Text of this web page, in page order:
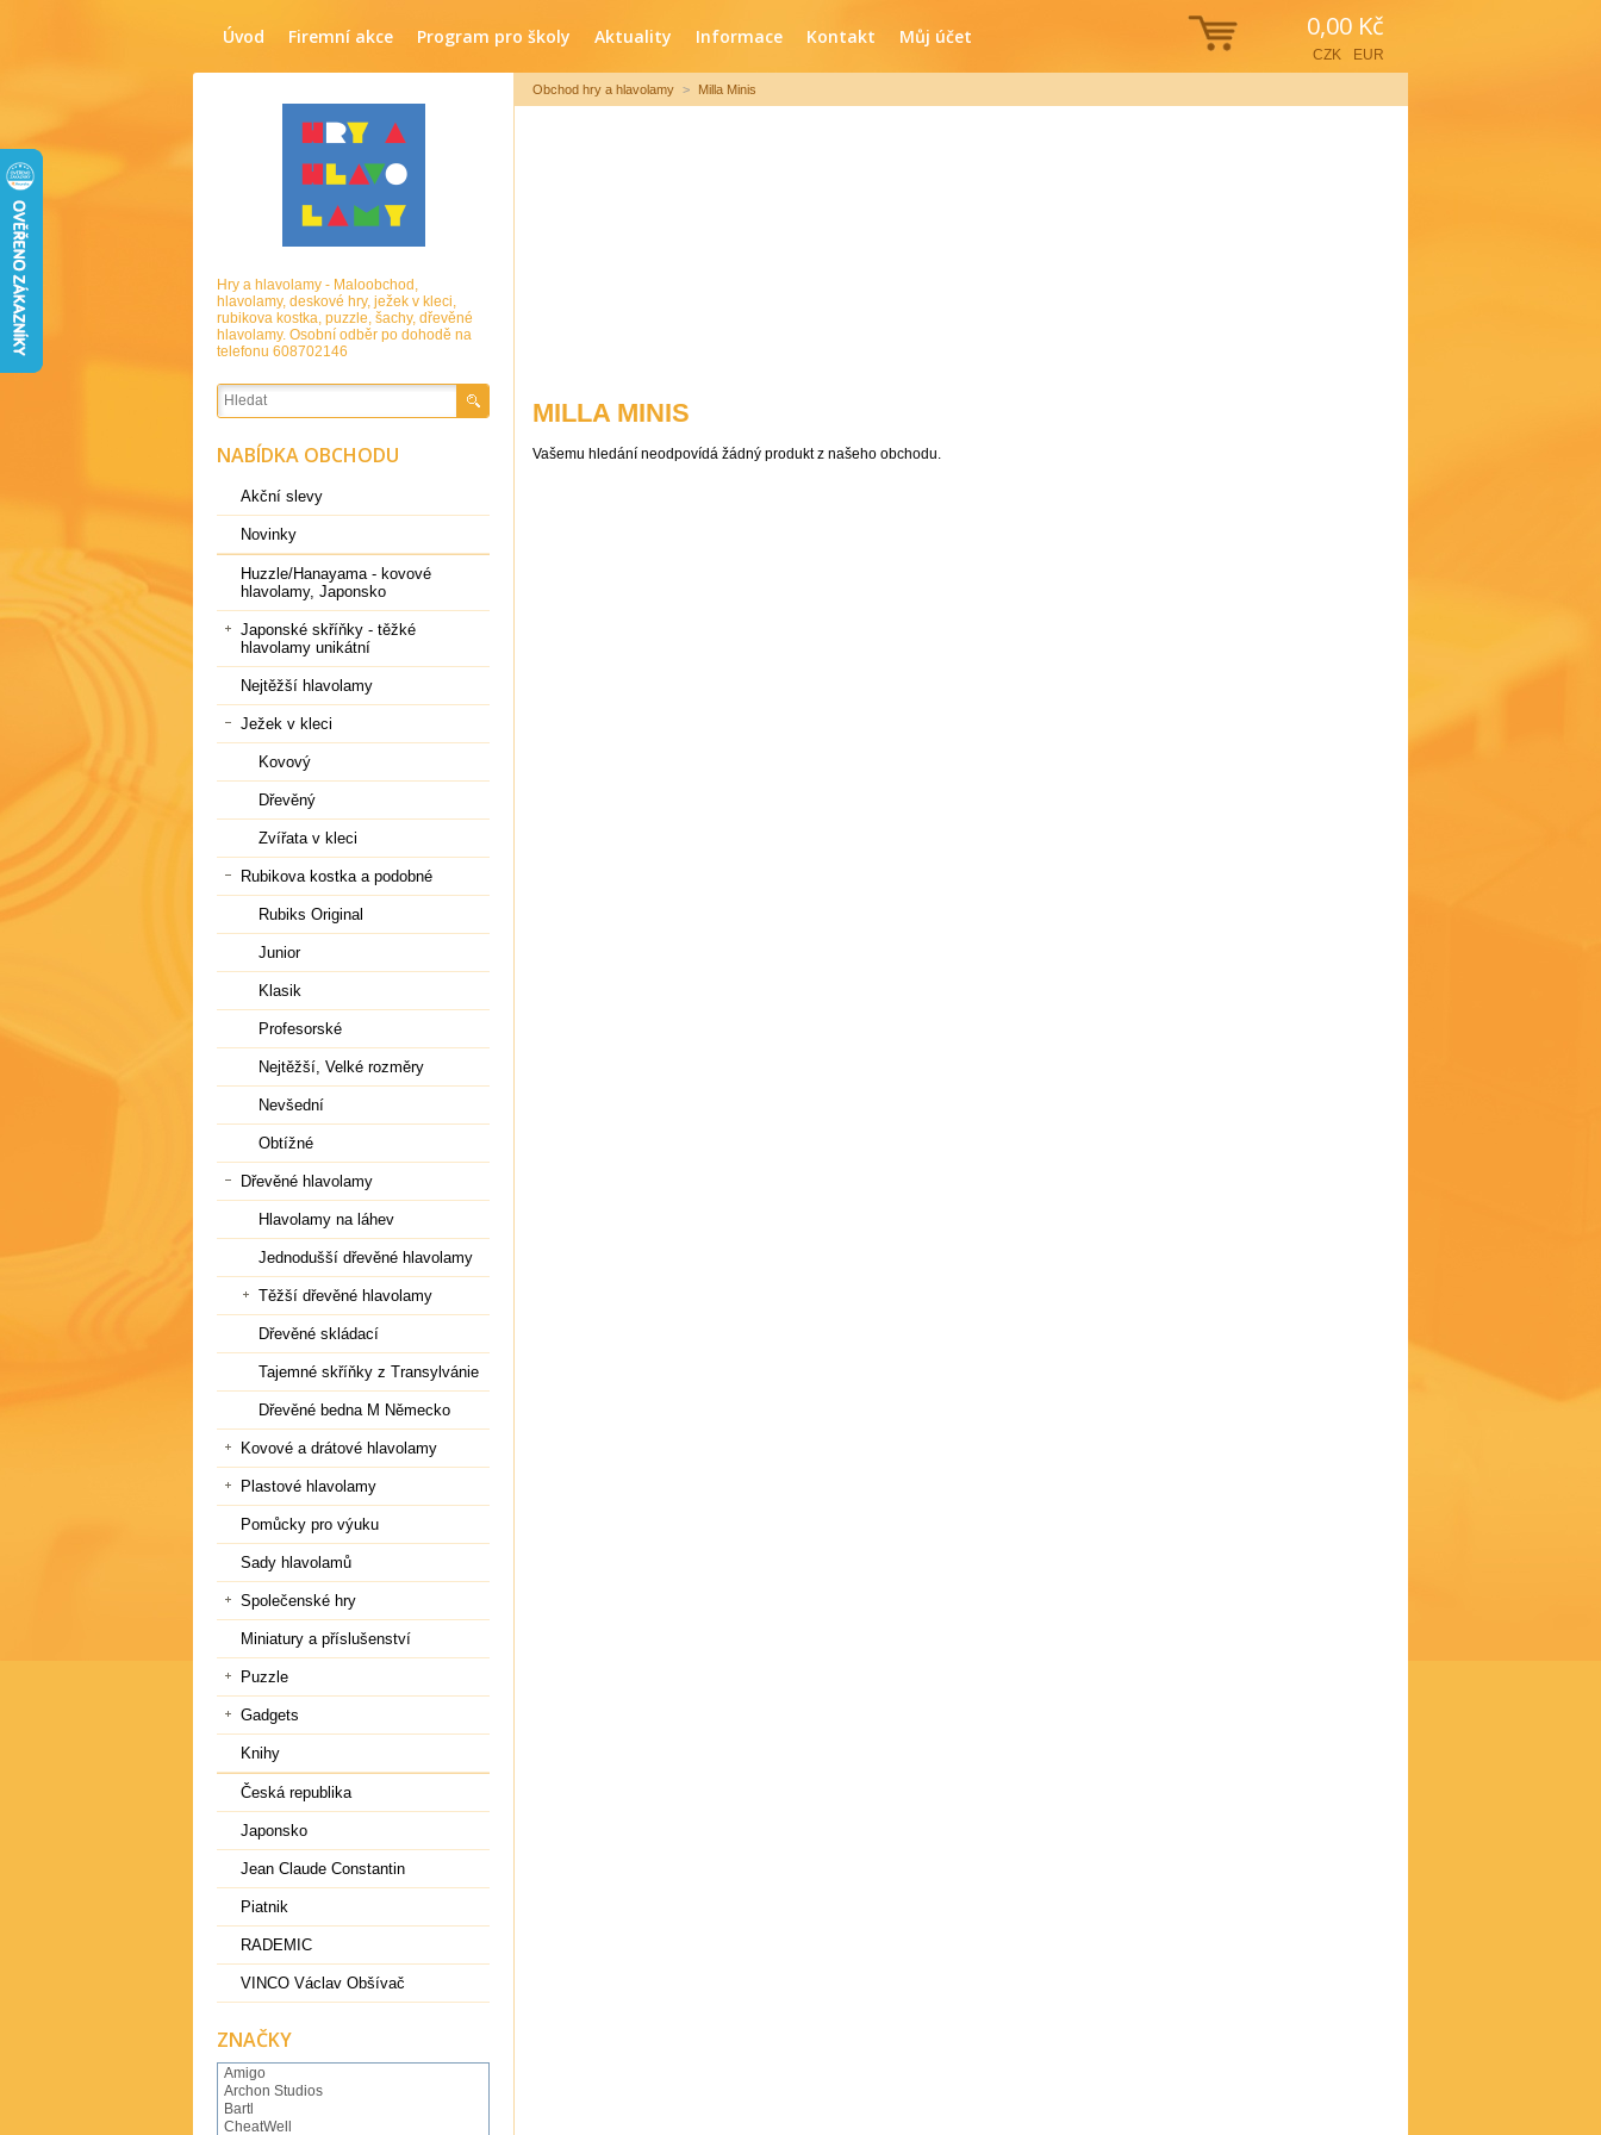
0,00 Kč
CZK EUR
Úvod Firemní akce Program pro školy Aktuality Informace Kontakt Můj účet
Obchod hry a hlavolamy > Milla Minis
MILLA MINIS
Vašemu hledání neodpovídá žádný produkt z našeho obchodu.
Hry a hlavolamy - Maloobchod,
hlavolamy, deskové hry, ježek v kleci,
rubikova kostka, puzzle, šachy, dřevěné
hlavolamy. Osobní odběr po dohodě na
telefonu 608702146
NABÍDKA OBCHODU
Akční slevy
Novinky
Huzzle/Hanayama - kovové
hlavolamy, Japonsko
Japonské skříňky - těžké
hlavolamy unikátní
Nejtěžší hlavolamy
Ježek v kleci
Kovový
Dřevěný
Zvířata v kleci
Rubikova kostka a podobné
Rubiks Original
Junior
Klasik
Profesorské
Nejtěžší, Velké rozměry
Nevšední
Obtížné
Dřevěné hlavolamy
Hlavolamy na láhev
Jednodušší dřevěné hlavolamy
Těžší dřevěné hlavolamy
Dřevěné skládací
Tajemné skříňky z Transylvánie
Dřevěné bedna M Německo
Kovové a drátové hlavolamy
Plastové hlavolamy
Pomůcky pro výuku
Sady hlavolamů
Společenské hry
Miniatury a příslušenství
Puzzle
Gadgets
Knihy
Česká republika
Japonsko
Jean Claude Constantin
Piatnik
RADEMIC
VINCO Václav Obšívač
ZNAČKY
Amigo
Archon Studios
Bartl
CheatWell